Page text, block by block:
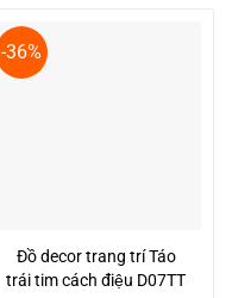
-36%
Đồ decor trang trí Táo
trái tim cách điệu D07TT